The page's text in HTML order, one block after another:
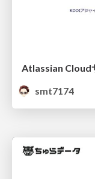
smt7174